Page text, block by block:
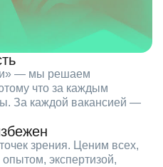
— мы решаем
что за каждым
За каждой вакансией —
зрения. Ценим всех,
опытом, экспертизой,